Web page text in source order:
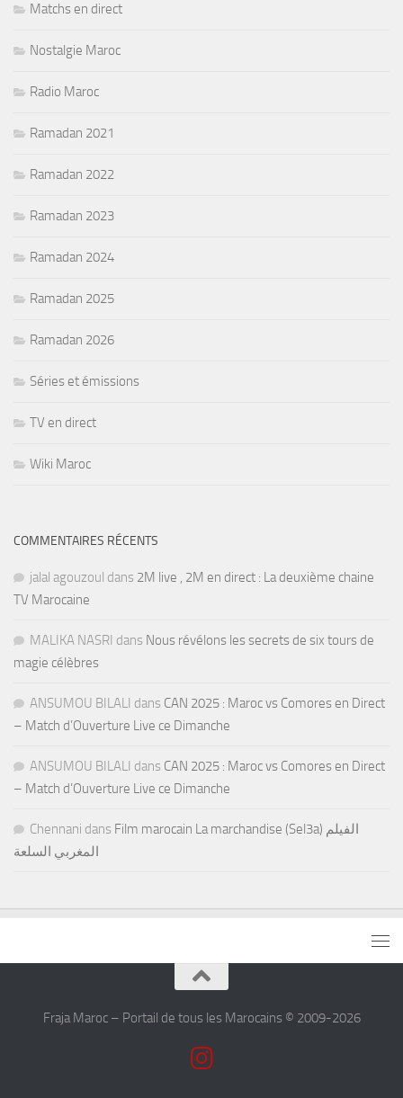
Matchs en direct
Nostalgie Maroc
Radio Maroc
Ramadan 2021
Ramadan 2022
Ramadan 2023
Ramadan 2024
Ramadan 2025
Ramadan 2026
Séries et émissions
TV en direct
Wiki Maroc
COMMENTAIRES RÉCENTS
jalal agouzoul dans 2M live , 2M en direct : La deuxième chaine
TV Marocaine
MALIKA NASRI dans Nous révélons les secrets de six tours de
magie célèbres
ANSUMOU BILALI dans CAN 2025 : Maroc vs Comores en Direct
– Match d’Ouverture Live ce Dimanche
ANSUMOU BILALI dans CAN 2025 : Maroc vs Comores en Direct
– Match d’Ouverture Live ce Dimanche
Chennani dans Film marocain La marchandise (Sel3a) الفيلم
المغربي السلعة
Fraja Maroc – Portail de tous les Marocains © 2009-2026